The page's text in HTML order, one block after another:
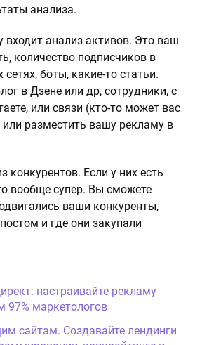
анализа.
входит анализ активов. Это ваш
количество подписчиков в
боты, какие-то статьи.
в Дзене или др, сотрудники, с
или связи (кто-то может вас
разместить вашу рекламу в
конкурентов. Если у них есть
вообще супер. Вы сможете
ваши конкуренты,
и где они закупали
настраивайте рекламу
97% маркетологов
сайтам. Создавайте лендинги